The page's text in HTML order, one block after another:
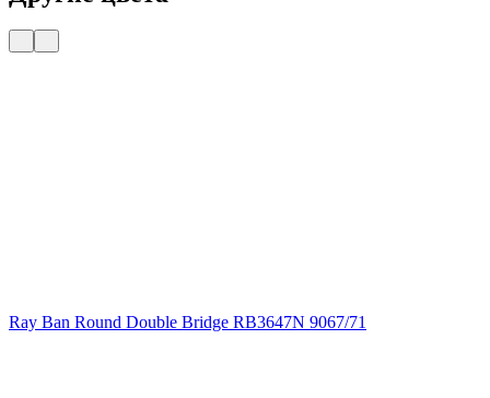
Ray Ban Round Double Bridge RB3647N 9067/71